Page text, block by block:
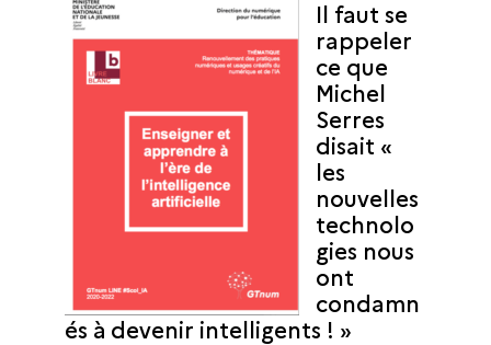
Il faut se
rappeler
ce que
Michel
Serres
disait «
les
nouvelles
technolo
gies nous
ont
condamn
és à devenir intelligents ! »